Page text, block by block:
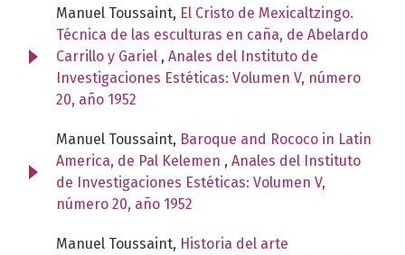
Manuel Toussaint, El Cristo de Mexicaltzingo.
Técnica de las esculturas en caña, de Abelardo
Carrillo y Gariel , Anales del Instituto de
Investigaciones Estéticas: Volumen V, número
20, año 1952
Manuel Toussaint, Baroque and Rococo in Latin
America, de Pal Kelemen , Anales del Instituto
de Investigaciones Estéticas: Volumen V,
número 20, año 1952
Manuel Toussaint, Historia del arte